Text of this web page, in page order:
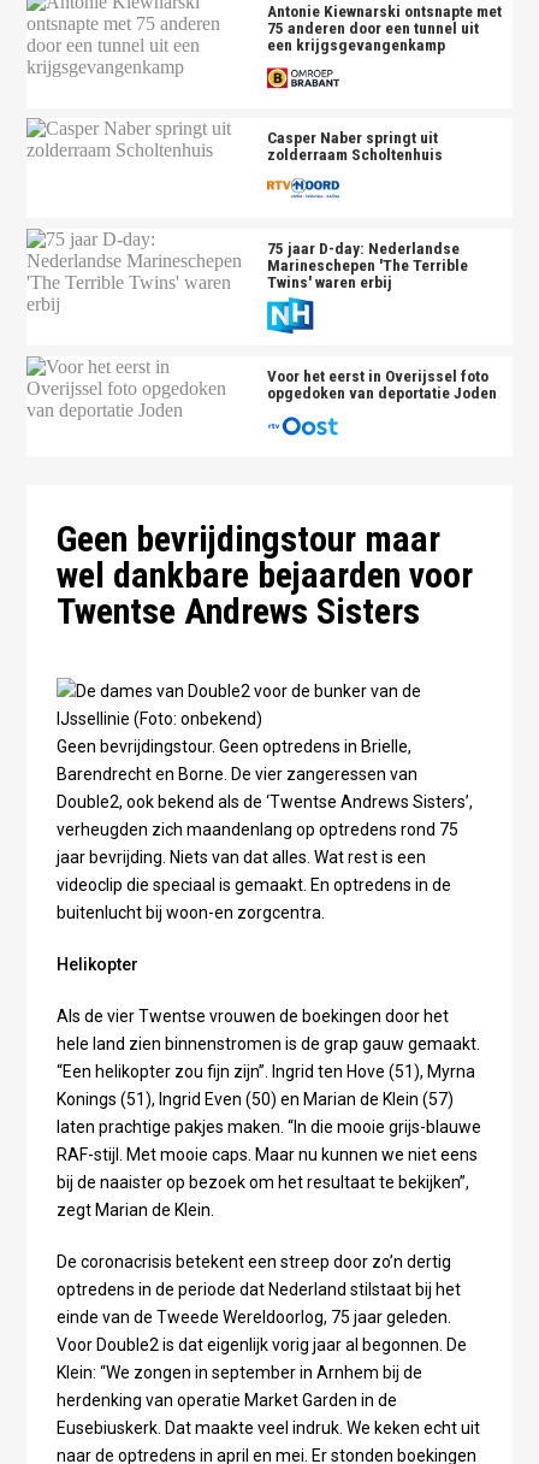
Antonie Kiewnarski ontsnapte met
75 anderen door een tunnel uit
een krijgsgevangenkamp
Casper Naber springt uit
zolderraam Scholtenhuis
75 jaar D-day: Nederlandse
Marineschepen 'The Terrible
Twins' waren erbij
Voor het eerst in Overijssel foto
opgedoken van deportatie Joden
Geen bevrijdingstour maar
wel dankbare bejaarden voor
Twentse Andrews Sisters
Geen bevrijdingstour. Geen optredens in Brielle,
Barendrecht en Borne. De vier zangeressen van
Double2, ook bekend als de ‘Twentse Andrews Sisters’,
verheugden zich maandenlang op optredens rond 75
jaar bevrijding. Niets van dat alles. Wat rest is een
videoclip die speciaal is gemaakt. En optredens in de
buitenlucht bij woon-en zorgcentra.
Helikopter
Als de vier Twentse vrouwen de boekingen door het
hele land zien binnenstromen is de grap gauw gemaakt.
“Een helikopter zou fijn zijn”. Ingrid ten Hove (51), Myrna
Konings (51), Ingrid Even (50) en Marian de Klein (57)
laten prachtige pakjes maken. “In die mooie grijs-blauwe
RAF-stijl. Met mooie caps. Maar nu kunnen we niet eens
bij de naaister op bezoek om het resultaat te bekijken”,
zegt Marian de Klein.
De coronacrisis betekent een streep door zo’n dertig
optredens in de periode dat Nederland stilstaat bij het
einde van de Tweede Wereldoorlog, 75 jaar geleden.
Voor Double2 is dat eigenlijk vorig jaar al begonnen. De
Klein: “We zongen in september in Arnhem bij de
herdenking van operatie Market Garden in de
Eusebiuskerk. Dat maakte veel indruk. We keken echt uit
naar de optredens in april en mei. Er stonden boekingen